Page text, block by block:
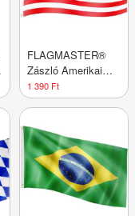
FLAGMASTER®
Zászló Amerikai
USA 120 x 80 cm
1 390 Ft